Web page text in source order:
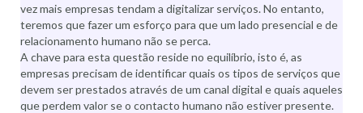
vez mais empresas tendam a digitalizar serviços. No entanto,
teremos que fazer um esforço para que um lado presencial e de
relacionamento humano não se perca.
A chave para esta questão reside no equilíbrio, isto é, as
empresas precisam de identificar quais os tipos de serviços que
devem ser prestados através de um canal digital e quais aqueles
que perdem valor se o contacto humano não estiver presente.